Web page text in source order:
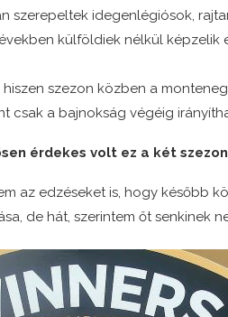
szerepeltek idegenlégiósok,
külföldiek nélkül képzelik
hiszen szezon közben a
csak a bajnokság végéig
érdekes volt ez a két
az edzéseket is, hogy később
de hát, szerintem őt senkinek